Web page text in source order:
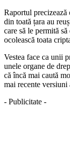
Raportul
din toată țara au
care să le permită
ocolească toata
Vestea face ca unii
unele organe de
că încă mai caută
mai recente versiuni
- Publicitate -